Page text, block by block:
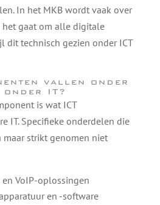
In het MKB wordt vaak over
het gaat om alle digitale
dit technisch gezien onder ICT
vallen onder
onder IT?
is wat ICT
IT. Specifieke onderdelen die
strikt genomen niet
VoIP-oplossingen
en -software